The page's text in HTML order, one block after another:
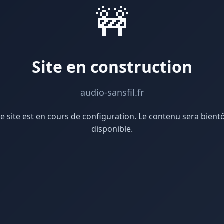
🚧
Site en construction
audio-sansfil.fr
site est en cours de configuration. Le contenu sera
disponible.